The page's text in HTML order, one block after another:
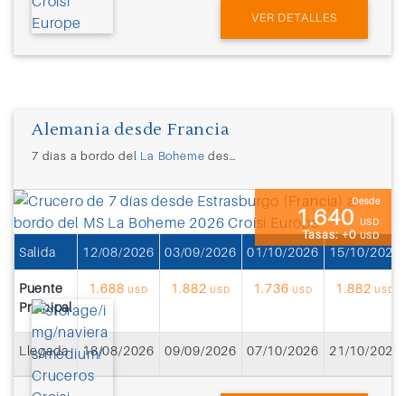
VER DETALLES
Alemania desde Francia
7 días a bordo del La Boheme desde
Desde
1.640 USD
Tasas: +0USD
Salida 12/08/2026 03/09/2026 01/10/2026 15/10/2026
Puente
Principal
1.688 USD 1.882 USD 1.736 USD 1.882 USD
Llegada 18/08/2026 09/09/2026 07/10/2026 21/10/2026